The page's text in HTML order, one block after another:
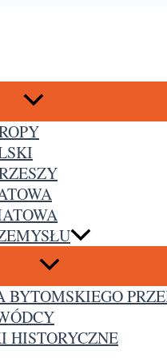
BYTOMSKIEGO
HISTORYCZNE